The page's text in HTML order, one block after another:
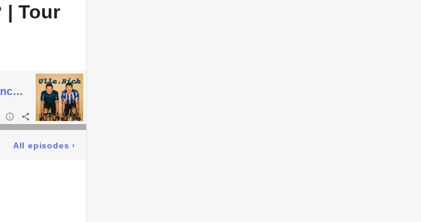
| Tour
Del Toro besser als Seixas? | Tour de France Favoriten
All episodes ›